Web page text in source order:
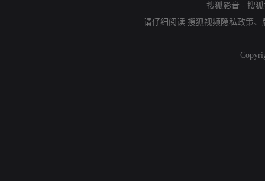
搜狐影音 - 搜
请仔细阅读 搜狐视频隐私政策、